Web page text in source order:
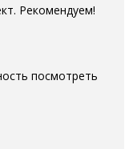
Рекомендуем!
посмотреть